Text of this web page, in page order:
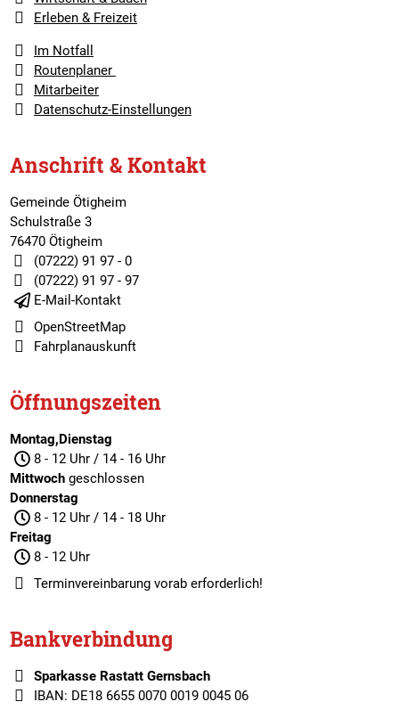
Erleben & Freizeit
Im Notfall
Routenplaner
Mitarbeiter
Datenschutz-Einstellungen
Anschrift & Kontakt
Gemeinde Ötigheim
Schulstraße 3
76470 Ötigheim
(07222) 91 97 - 0
(07222) 91 97 - 97
E-Mail-Kontakt
OpenStreetMap
Fahrplanauskunft
Öffnungszeiten
Montag,Dienstag
8 - 12 Uhr / 14 - 16 Uhr
Mittwochgeschlossen
Donnerstag
8 - 12 Uhr / 14 - 18 Uhr
Freitag
8 - 12 Uhr
Terminvereinbarungvorab erforderlich!
Bankverbindung
Sparkasse Rastatt Gernsbach
IBAN: DE18 6655 0070 0019 0045 06